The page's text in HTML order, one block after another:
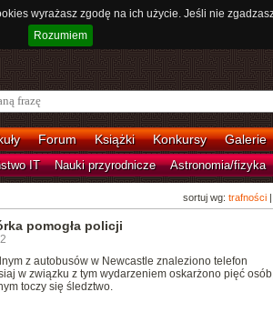
wyrażasz zgodę na ich użycie. Jeśli nie
Rozumiem
Forum Książki Konkursy Galerie
IT Nauki przyrodnicze Astronomia/fizyka
sortuj wg: trafności|
pomogła policji
z autobusów w Newcastle znaleziono telefon
w związku z tym wydarzeniem oskarżono pięć
toczy się śledztwo.